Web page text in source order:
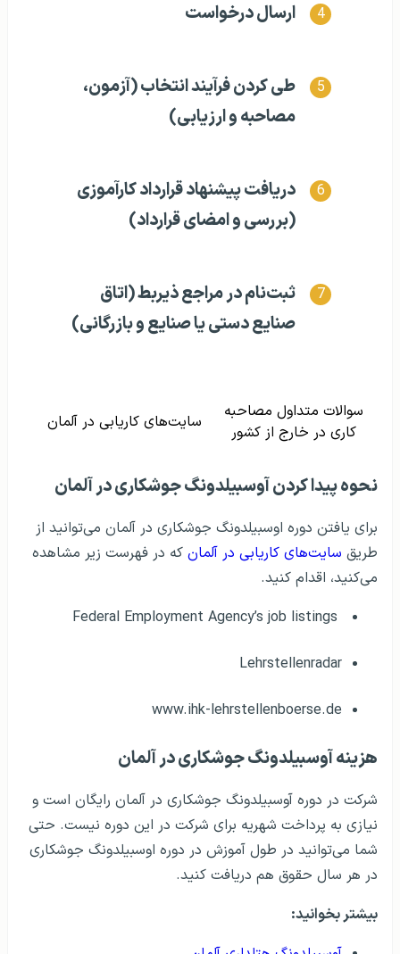
ارسال درخواست
طی کردن فرآیند انتخاب (آزمون،
مصاحبه و ارزیابی)
دریافت پیشنهاد قرارداد کارآموزی
(بررسی و امضای قرارداد)
ثبت‌نام در مراجع ذیربط (اتاق
صنایع دستی یا صنایع و بازرگانی)
سوالات متداول مصاحبه
کاری در خارج از کشور
سایت‌های کاریابی در آلمان
نحوه پیدا کردن آوسبیلدونگ جوشکاری در آلمان
برای یافتن دوره اوسبیلدونگ جوشکاری در آلمان می‌توانید از
طریق سایت‌های کاریابی در آلمان که در فهرست زیر مشاهده
می‌کنید، اقدام کنید.
Lehrstellenradar
www.ihk-lehrstellenboerse.de
هزینه آوسبیلدونگ جوشکاری در آلمان
شرکت در دوره آوسبیلدونگ جوشکاری در آلمان رایگان است و
نیازی به پرداخت شهریه برای شرکت در این دوره نیست. حتی
شما می‌توانید در طول آموزش در دوره اوسبیلدونگ جوشکاری
در هر سال حقوق هم دریافت کنید.
بیشتر بخوانید: